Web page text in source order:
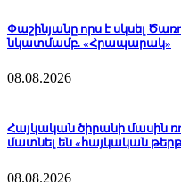
Փաշինյանը որս է սկսել
նկատմամբ. «Հրապարակ»
08.08.2026
Հայկական ծիրանի մասին
մատնել են «հայկական
08.08.2026